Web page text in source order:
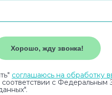
соглашаюсь на обработку
соответствии с